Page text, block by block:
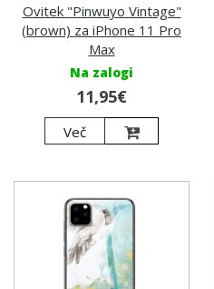
Ovitek "Pinwuyo Vintage"
(brown) za iPhone 11 Pro
Max
Na zalogi
11,95€
Več